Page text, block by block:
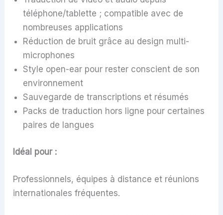
téléphone/tablette ; compatible avec de
nombreuses applications
Réduction de bruit grâce au design multi-
microphones
Style open-ear pour rester conscient de son
environnement
Sauvegarde de transcriptions et résumés
Packs de traduction hors ligne pour certaines
paires de langues
Idéal pour :
Professionnels, équipes à distance et réunions
internationales fréquentes.